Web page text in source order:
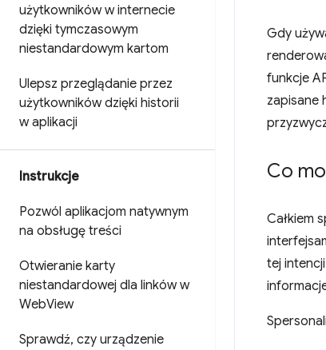
użytkowników w internecie
dzięki tymczasowym
niestandardowym kartom
Ulepsz przeglądanie przez
użytkowników dzięki historii
w aplikacji
Instrukcje
Pozwól aplikacjom natywnym
na obsługę treści
Otwieranie karty
niestandardowej dla linków w
WebView
Sprawdź, czy urządzenie
Gdy
funkcje
zapisane
Co
Całkiem
tej